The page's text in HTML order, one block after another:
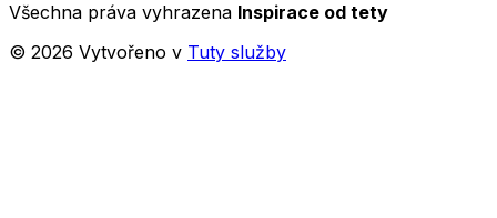
Všechna práva vyhrazena Inspirace od tety
© 2026 Vytvořeno v Tuty služby